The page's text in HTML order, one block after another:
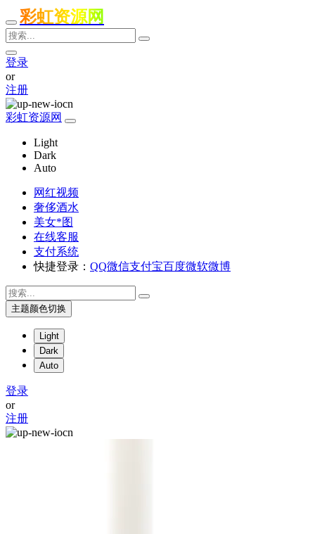
彩虹资源网
登录
or
注册
彩虹资源网
Light
Dark
Auto
网红视频
奢侈酒水
美女*图
在线客服
支付系统
快捷登录： QQ微信支付宝百度微软微博
主题颜色切换
Light
Dark
Auto
登录
or
注册